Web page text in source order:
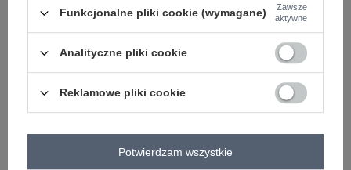
RUE PARIS
półgolf
vintage
Funkcjonalne pliki cookie (wymagane) Zawsze
aktywne
Analityczne pliki cookie
Reklamowe pliki cookie
Potwierdzam wszystkie